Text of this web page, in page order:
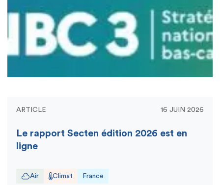
ARTICLE 16 JUIN 2026
Le rapport Secten édition 2026 est en
ligne
Air Climat France